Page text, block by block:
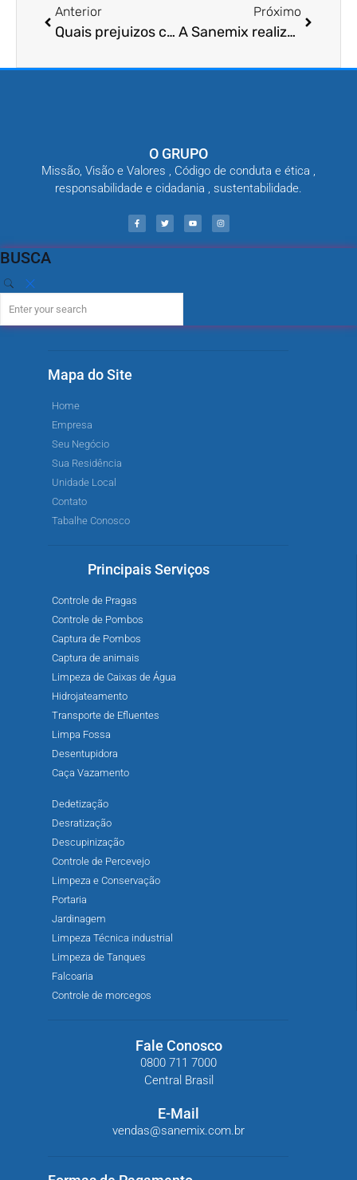
Anterior
Quais prejuizos causados por pombos?
Próximo
A Sanemix realiza controle de pragas?
O GRUPO
Missão, Visão e Valores , Código de conduta e ética ,
responsabilidade e cidadania , sustentabilidade.
BUSCA
Mapa do Site
Home
Empresa
Seu Negócio
Sua Residência
Unidade Local
Contato
Tabalhe Conosco
Principais Serviços
Controle de Pragas
Controle de Pombos
Captura de Pombos
Captura de animais
Limpeza de Caixas de Água
Hidrojateamento
Transporte de Efluentes
Limpa Fossa
Desentupidora
Caça Vazamento
Dedetização
Desratização
Descupinização
Controle de Percevejo
Limpeza e Conservação
Portaria
Jardinagem
Limpeza Técnica industrial
Limpeza de Tanques
Falcoaria
Controle de morcegos
Fale Conosco
0800 711 7000
Central Brasil
E-Mail
vendas@sanemix.com.br